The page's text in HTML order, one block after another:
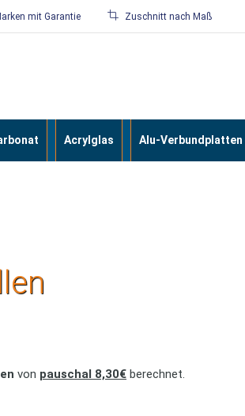
mit Garantie Zuschnitt nach Maß
Acrylglas Alu-Verbundplatten
von pauschal 8,30€ berechnet.